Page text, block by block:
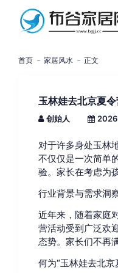
首页 家居风水 正文
玉林娃去北京夏
创始人
对于许多身处玉林
不仅仅是一次简单
验。家长在考虑为
行业背景与需求洞
近年来，随着家庭
营活动受到广泛欢
态势。家长们不再
何为“玉林娃去北